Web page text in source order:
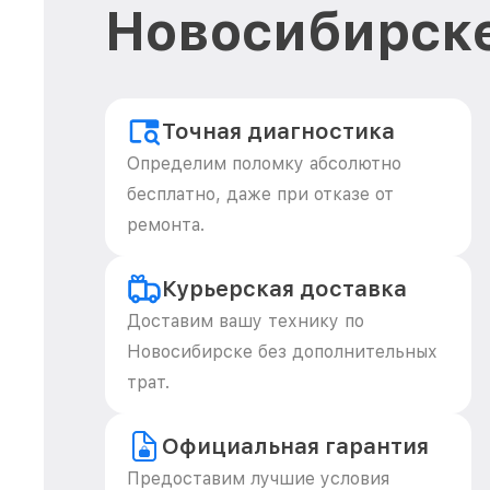
Точная диагностика
Определим поломку абсолютно
бесплатно, даже при отказе от
ремонта.
Курьерская доставка
Доставим вашу технику по
Новосибирске без дополнительных
трат.
Официальная гарантия
Предоставим лучшие условия